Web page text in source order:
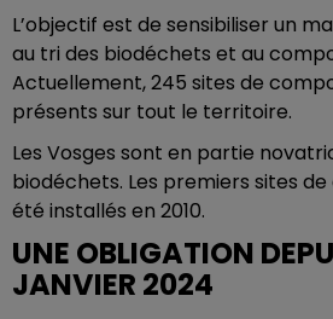
L’objectif est de sensibiliser un
au tri des biodéchets et au
Actuellement, 245 sites de
présents sur tout le territoire.
Les Vosges sont en partie
biodéchets. Les premiers sites
été installés en 2010.
UNE OBLIGATION
JANVIER 2024